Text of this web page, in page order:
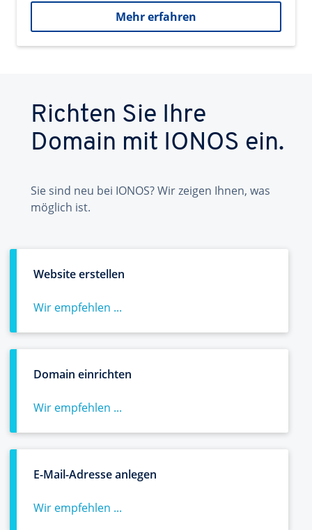
Mehr erfahren
Richten Sie Ihre
Domain mit IONOS ein.
Sie sind neu bei IONOS? Wir zeigen Ihnen, was
möglich ist.
Website erstellen
Wir empfehlen ...
Domain einrichten
Wir empfehlen ...
E-Mail-Adresse anlegen
Wir empfehlen ...